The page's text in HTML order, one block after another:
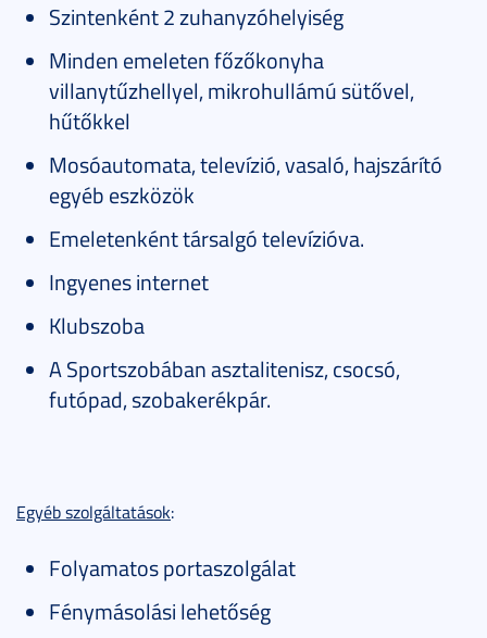
Szintenként 2 zuhanyzóhelyiség
Minden emeleten főzőkonyha
villanytűzhellyel, mikrohullámú sütővel,
hűtőkkel
Mosóautomata, televízió, vasaló, hajszárító
egyéb eszközök
Emeletenként társalgó televízióva.
Ingyenes internet
Klubszoba
A Sportszobában asztalitenisz, csocsó,
futópad, szobakerékpár.
Egyéb szolgáltatások:
Folyamatos portaszolgálat
Fénymásolási lehetőség